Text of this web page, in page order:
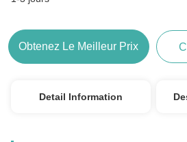
Obtenez Le Meilleur Prix
Detail Information